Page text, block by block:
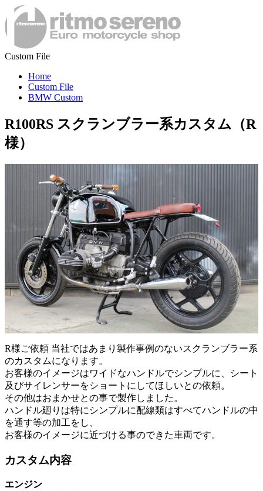
Custom File
Home
Custom File
BMW Custom
R100RS スクランブラー系カスタム（R
様）
R様ご依頼 当社ではあまり製作事例のないスクランブラー系
のカスタムになります。
お客様のイメージはワイドなハンドルでシンプルに、シート
及びサイレンサーをショートにしてほしいとの依頼。
その他はおまかせとの事で製作しました。
ハンドル廻りは特にシンプルに配線類はすべてハンドルの中
を通す等の加工をし、
お客様のイメージに近づける事のできた車両です。
カスタム内容
エンジン